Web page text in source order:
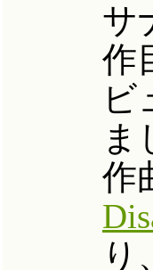
サ
作
ビ
ま
作
り